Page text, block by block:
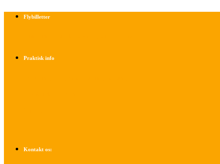
Flybilletter
Praktisk info
Kontakt os: